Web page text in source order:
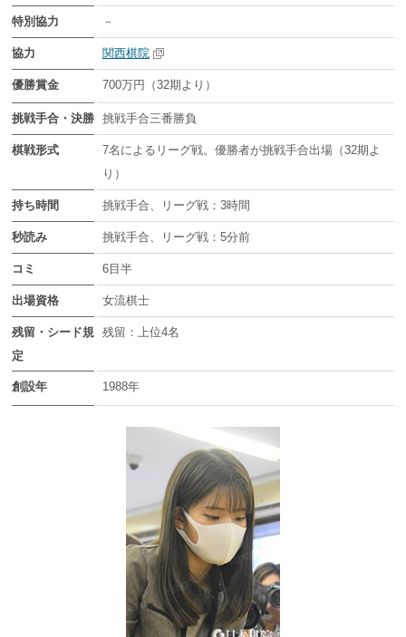
特別協力 －
協力 関西棋院
優勝賞金 700万円（32期より）
挑戦手合・決勝 挑戦手合三番勝負
棋戦形式
7名によるリーグ戦。優勝者が挑戦手合出場（32期よ
り）
持ち時間 挑戦手合、リーグ戦：3時間
秒読み 挑戦手合、リーグ戦：5分前
コミ 6目半
出場資格 女流棋士
残留・シード規
定
残留：上位4名
創設年 1988年